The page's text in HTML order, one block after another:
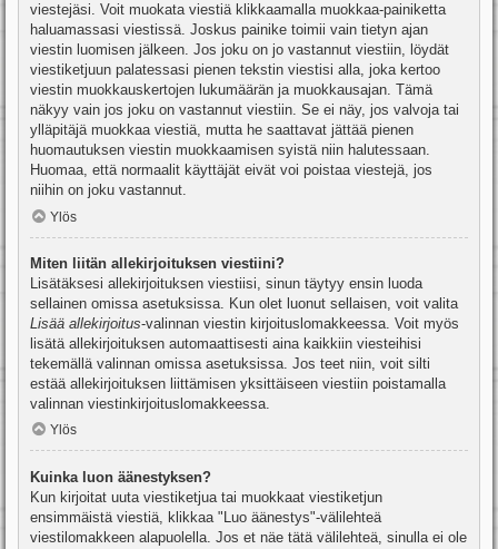
viestejäsi. Voit muokata viestiä klikkaamalla muokkaa-painiketta
haluamassasi viestissä. Joskus painike toimii vain tietyn ajan
viestin luomisen jälkeen. Jos joku on jo vastannut viestiin, löydät
viestiketjuun palatessasi pienen tekstin viestisi alla, joka kertoo
viestin muokkauskertojen lukumäärän ja muokkausajan. Tämä
näkyy vain jos joku on vastannut viestiin. Se ei näy, jos valvoja tai
ylläpitäjä muokkaa viestiä, mutta he saattavat jättää pienen
huomautuksen viestin muokkaamisen syistä niin halutessaan.
Huomaa, että normaalit käyttäjät eivät voi poistaa viestejä, jos
niihin on joku vastannut.
Ylös
Miten liitän allekirjoituksen viestiini?
Lisätäksesi allekirjoituksen viestiisi, sinun täytyy ensin luoda
sellainen omissa asetuksissa. Kun olet luonut sellaisen, voit valita
Lisää allekirjoitus-valinnan viestin kirjoituslomakkeessa. Voit myös
lisätä allekirjoituksen automaattisesti aina kaikkiin viesteihisi
tekemällä valinnan omissa asetuksissa. Jos teet niin, voit silti
estää allekirjoituksen liittämisen yksittäiseen viestiin poistamalla
valinnan viestinkirjoituslomakkeessa.
Ylös
Kuinka luon äänestyksen?
Kun kirjoitat uuta viestiketjua tai muokkaat viestiketjun
ensimmäistä viestiä, klikkaa "Luo äänestys"-välilehteä
viestilomakkeen alapuolella. Jos et näe tätä välilehteä, sinulla ei ole